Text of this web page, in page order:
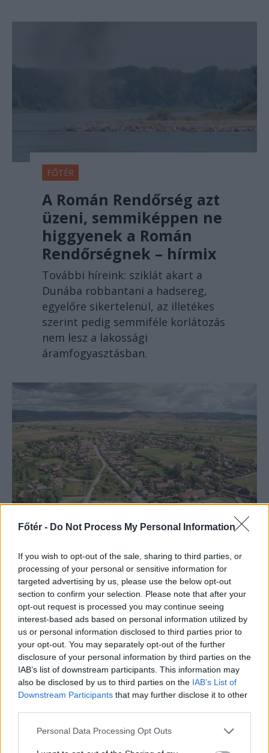
Főtér - Do Not Process My Personal Information
If you wish to opt-out of the sale, sharing to third parties, or
processing of your personal or sensitive information for
targeted advertising by us, please use the below opt-out
section to confirm your selection. Please note that after your
opt-out request is processed you may continue seeing
interest-based ads based on personal information utilized by
us or personal information disclosed to third parties prior to
your opt-out. You may separately opt-out of the further
disclosure of your personal information by third parties on the
IAB’s list of downstream participants. This information may
also be disclosed by us to third parties on the IAB’s List of
Downstream Participants that may further disclose it to other
Personal Data Processing Opt Outs
FŐTÉR
A Román Rendőrség azt
üzeni, semmiképpen ne
higgyenek a Román
Rendőrségnek – hírmix
További híreink: sziklát akart a
Dunába robbantani a hadsereg,
egyelőre sikertelenül, az illetékes
szerint pedig semmiféle korlátozás
nem lesz a lakossági
áramfogyasztásban.
SZÉKELYHON
Tömegverekedés lett a
szűk mezőgazdasági úti
vitából Csatószegen
Kórházba szállítottak több embert,
mezőgazdasági munkagépek
rongálódtak meg, és ideiglenes
védelmi rendeleteket is kibocsátottak
azután, hogy szombat délután súlyos
elsőbbségadási vita nyomán.